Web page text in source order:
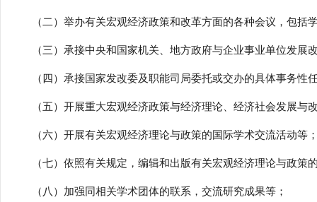
（二）举办有关宏观经济政策和改革方面的各种会议，包括
（三）承接中央和国家机关、地方政府与企业事业单位发展
（四）承接国家发改委及职能司局委托或交办的具体事务性
（五）开展重大宏观经济政策与经济理论、经济社会发展与
（六）开展有关宏观经济理论与政策的国际学术交流活动等
（七）依照有关规定，编辑和出版有关宏观经济理论与政策
（八）加强同相关学术团体的联系，交流研究成果等；